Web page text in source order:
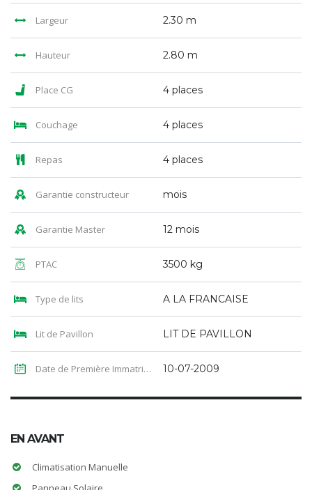
Largeur 2.30 m
Hauteur 2.80 m
Place CG 4 places
Couchage 4 places
Repas 4 places
Garantie constructeur mois
Garantie Master 12 mois
PTAC 3500 kg
Type de lits A LA FRANCAISE
Lit de Pavillon LIT DE PAVILLON
Date de Première Immatriculation 10-07-2009
EN AVANT
Climatisation Manuelle